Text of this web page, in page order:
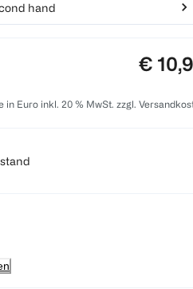
hand
Preis:
€
in Euro inkl. 20 % MwSt. zzgl.